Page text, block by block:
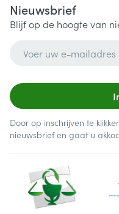
Nieuwsbrief
Blijf op de hoogte van
Door op inschrijven te
nieuwsbrief en gaat u